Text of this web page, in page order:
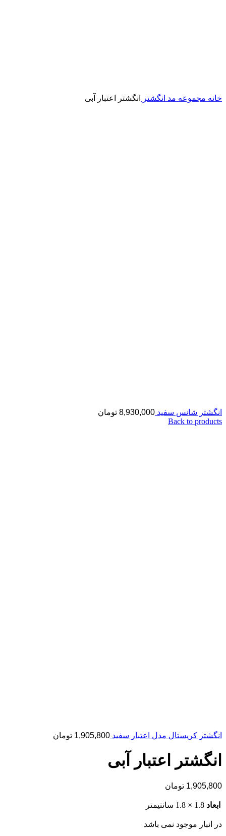
خانه مجموعه مد انگشتر انگشتر اعتبار آبی
انگشتر شانس سفید 8,930,000 تومان
Back to products
انگشتر کریستال مدل اعتبار سفید 1,905,800 تومان
انگشتر اعتبار آبی
1,905,800 تومان
ابعاد 1.8 × 1.8 سانتیمتر
در انبار موجود نمی باشد